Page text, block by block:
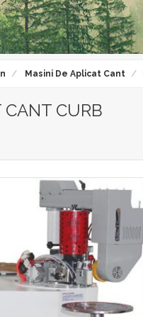
Masini De Aplicat Cant
CANT CURB